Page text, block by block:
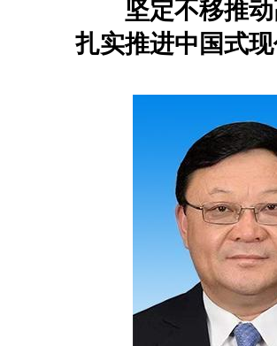
坚定不移推
扎实推进中国式